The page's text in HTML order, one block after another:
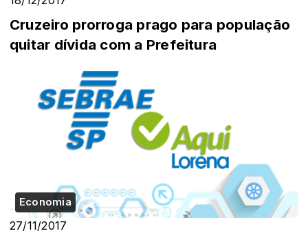
Cruzeiro prorroga prago para população
quitar dívida com a Prefeitura
Economia
27/11/2017